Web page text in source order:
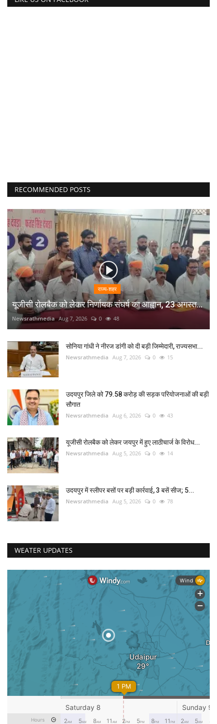
RECOMMENDED POSTS
राज्य-शहर
यूजीसी रोलबैक को लेकर निर्णायक संघर्ष का आह्वान, 23 अगस्त...
Newsrathmedia Aug 7, 2026 0 48
सोनिया गांधी ने नीरज डांगी को दी बड़ी जिम्मेदारी, राज्यसभा...
Newsrathmedia Aug 7, 2026 0 15
उदयपुर जिले को 79.58 करोड़ की सड़क परियोजनाओं की बड़ी
सौगात
Newsrathmedia Aug 6, 2026 0 43
यूजीसी रोलबैक को लेकर जयपुर में हुए लाठीचार्ज के विरोध...
Newsrathmedia Aug 5, 2026 0 14
उदयपुर में स्लीपर बसों पर बड़ी कार्रवाई, 3 बसें सीज; 5...
Newsrathmedia Aug 5, 2026 0 78
WEATER UPDATES